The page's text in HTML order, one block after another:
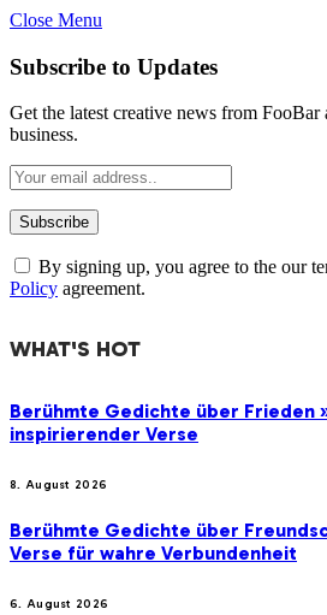
Close Menu
Subscribe to Updates
Get the latest creative news from FooBar
business.
By signing up, you agree to the our
Policy agreement.
WHAT'S HOT
Berühmte Gedichte über Frieden
inspirierender Verse
8. August 2026
Berühmte Gedichte über
Verse für wahre Verbundenheit
6. August 2026